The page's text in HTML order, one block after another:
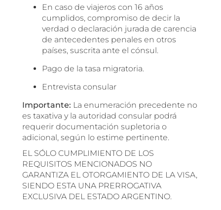
En caso de viajeros con 16 años
cumplidos, compromiso de decir la
verdad o declaración jurada de carencia
de antecedentes penales en otros
países, suscrita ante el cónsul.
Pago de la tasa migratoria.
Entrevista consular
Importante: La enumeración precedente no
es taxativa y la autoridad consular podrá
requerir documentación supletoria o
adicional, según lo estime pertinente.
EL SÓLO CUMPLIMIENTO DE LOS
REQUISITOS MENCIONADOS NO
GARANTIZA EL OTORGAMIENTO DE LA VISA,
SIENDO ESTA UNA PRERROGATIVA
EXCLUSIVA DEL ESTADO ARGENTINO.